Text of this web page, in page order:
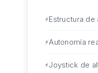
Estructura
Autonomía
Joystick de